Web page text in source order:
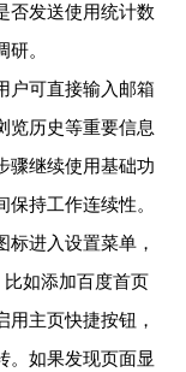
否发送使用统计数
。
户可直接输入邮箱
览历史等重要信息
骤继续使用基础功
持工作连续性。
进入设置菜单，
比如添加百度首页
主页快捷按钮，
。如果发现页面显